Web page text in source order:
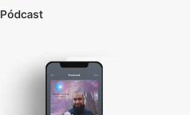
Pódcast